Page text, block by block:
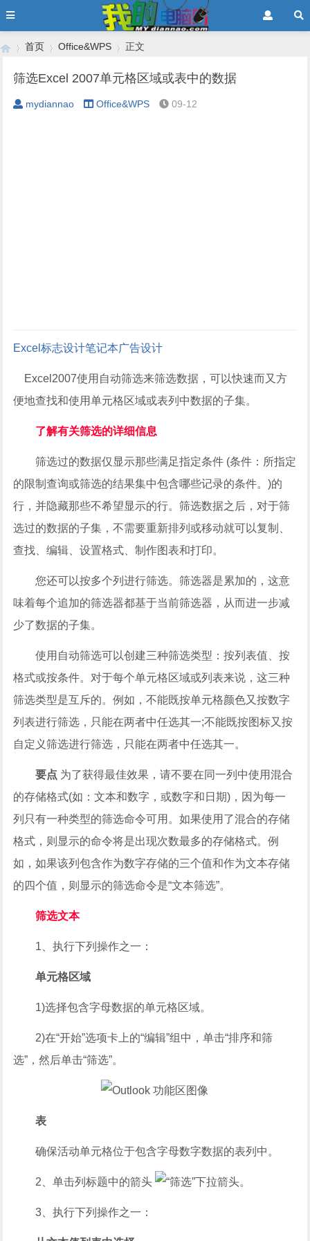
›
首页
›
Office&WPS
›
正文
筛选Excel 2007单元格区域或表中的数据
mydiannao Office&WPS 09-12
Excel标志设计笔记本广告设计
Excel2007使用自动筛选来筛选数据，可以快速而又方
便地查找和使用单元格区域或表列中数据的子集。
了解有关筛选的详细信息
筛选过的数据仅显示那些满足指定条件 (条件：所指定
的限制查询或筛选的结果集中包含哪些记录的条件。)的
行，并隐藏那些不希望显示的行。筛选数据之后，对于筛
选过的数据的子集，不需要重新排列或移动就可以复制、
查找、编辑、设置格式、制作图表和打印。
您还可以按多个列进行筛选。筛选器是累加的，这意
味着每个追加的筛选器都基于当前筛选器，从而进一步减
少了数据的子集。
使用自动筛选可以创建三种筛选类型：按列表值、按
格式或按条件。对于每个单元格区域或列表来说，这三种
筛选类型是互斥的。例如，不能既按单元格颜色又按数字
列表进行筛选，只能在两者中任选其一;不能既按图标又按
自定义筛选进行筛选，只能在两者中任选其一。
要点 为了获得最佳效果，请不要在同一列中使用混合
的存储格式(如：文本和数字，或数字和日期)，因为每一
列只有一种类型的筛选命令可用。如果使用了混合的存储
格式，则显示的命令将是出现次数最多的存储格式。例
如，如果该列包含作为数字存储的三个值和作为文本存储
的四个值，则显示的筛选命令是“文本筛选”。
筛选文本
1、执行下列操作之一：
单元格区域
1)选择包含字母数据的单元格区域。
2)在“开始”选项卡上的“编辑”组中，单击“排序和筛
选”，然后单击“筛选”。
表
确保活动单元格位于包含字母数字数据的表列中。
2、单击列标题中的箭头 。
3、执行下列操作之一：